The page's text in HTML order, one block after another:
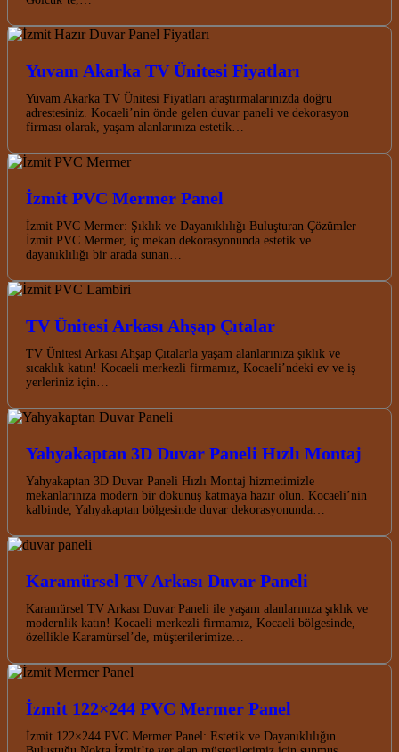
Yuvam Akarka TV Ünitesi Fiyatları
Yuvam Akarka TV Ünitesi Fiyatları araştırmalarınızda doğru
adrestesiniz. Kocaeli’nin önde gelen duvar paneli ve dekorasyon
firması olarak, yaşam alanlarınıza estetik…
İzmit PVC Mermer Panel
İzmit PVC Mermer: Şıklık ve Dayanıklılığı Buluşturan Çözümler
İzmit PVC Mermer, iç mekan dekorasyonunda estetik ve
dayanıklılığı bir arada sunan…
TV Ünitesi Arkası Ahşap Çıtalar
TV Ünitesi Arkası Ahşap Çıtalarla yaşam alanlarınıza şıklık ve
sıcaklık katın! Kocaeli merkezli firmamız, Kocaeli’ndeki ev ve iş
yerleriniz için…
Yahyakaptan 3D Duvar Paneli Hızlı Montaj
Yahyakaptan 3D Duvar Paneli Hızlı Montaj hizmetimizle
mekanlarınıza modern bir dokunuş katmaya hazır olun. Kocaeli’nin
kalbinde, Yahyakaptan bölgesinde duvar dekorasyonunda…
Karamürsel TV Arkası Duvar Paneli
Karamürsel TV Arkası Duvar Paneli ile yaşam alanlarınıza şıklık ve
modernlik katın! Kocaeli merkezli firmamız, Kocaeli bölgesinde,
özellikle Karamürsel’de, müşterilerimize…
İzmit 122×244 PVC Mermer Panel
İzmit 122×244 PVC Mermer Panel: Estetik ve Dayanıklılığın